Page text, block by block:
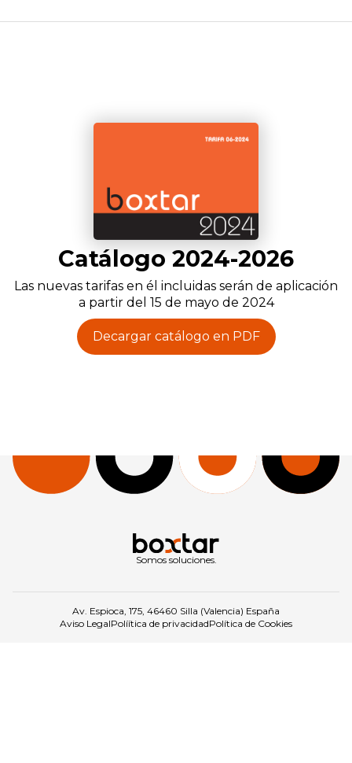
Catálogo 2024-2026
Las nuevas tarifas en él incluidas serán de aplicación
a partir del 15 de mayo de 2024
Decargar catálogo en PDF
Somos soluciones.
Av. Espioca, 175, 46460 Silla (Valencia) España
Aviso LegalPolíítica de privacidadPolítica de Cookies